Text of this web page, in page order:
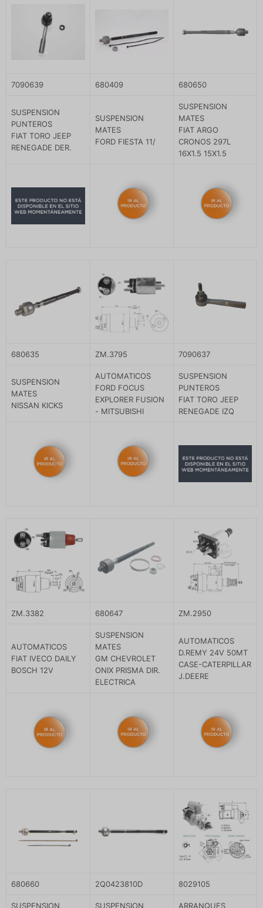
7090639 680409 680650
SUSPENSION
PUNTEROS
FIAT TORO JEEP
RENEGADE DER.
SUSPENSION
MATES
FORD FIESTA 11/
SUSPENSION
MATES
FIAT ARGO
CRONOS 297L
16X1.5 15X1.5
680635 ZM.3795 7090637
SUSPENSION
MATES
NISSAN KICKS
AUTOMATICOS
FORD FOCUS
EXPLORER FUSION
- MITSUBISHI
SUSPENSION
PUNTEROS
FIAT TORO JEEP
RENEGADE IZQ
ZM.3382 680647 ZM.2950
AUTOMATICOS
FIAT IVECO DAILY
BOSCH 12V
SUSPENSION
MATES
GM CHEVROLET
ONIX PRISMA DIR.
ELECTRICA
AUTOMATICOS
D.REMY 24V 50MT
CASE-CATERPILLAR
J.DEERE
680660 2Q0423810D 8029105
SUSPENSION SUSPENSION ARRANQUES